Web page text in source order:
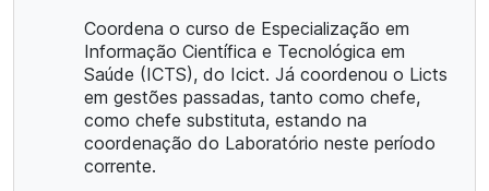
Coordena o curso de Especialização em
Informação Científica e Tecnológica em
Saúde (ICTS), do Icict. Já coordenou o Licts
em gestões passadas, tanto como chefe,
como chefe substituta, estando na
coordenação do Laboratório neste período
corrente.